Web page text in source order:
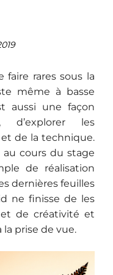
faire rares sous la
même à basse
aussi une façon
d’explorer les
de la technique.
au cours du stage
de réalisation
dernières feuilles
ne finisse de les
de créativité et
la prise de vue.